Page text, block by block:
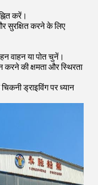
करें।
सुरक्षित करने के लिए
वाहन या पोत चुनें।
करने की क्षमता और स्थिरता
ड्राइविंग पर ध्यान